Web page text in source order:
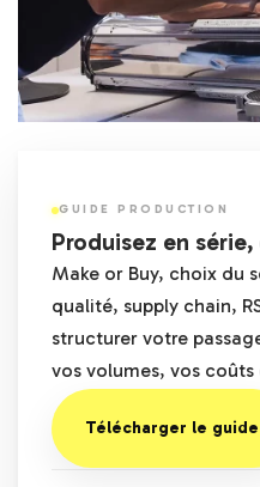
GUIDE PRODUCTION
Produisez en
Make or Buy, choix du
qualité, supply chain,
structurer votre
vos volumes, vos
Télécharger le guide